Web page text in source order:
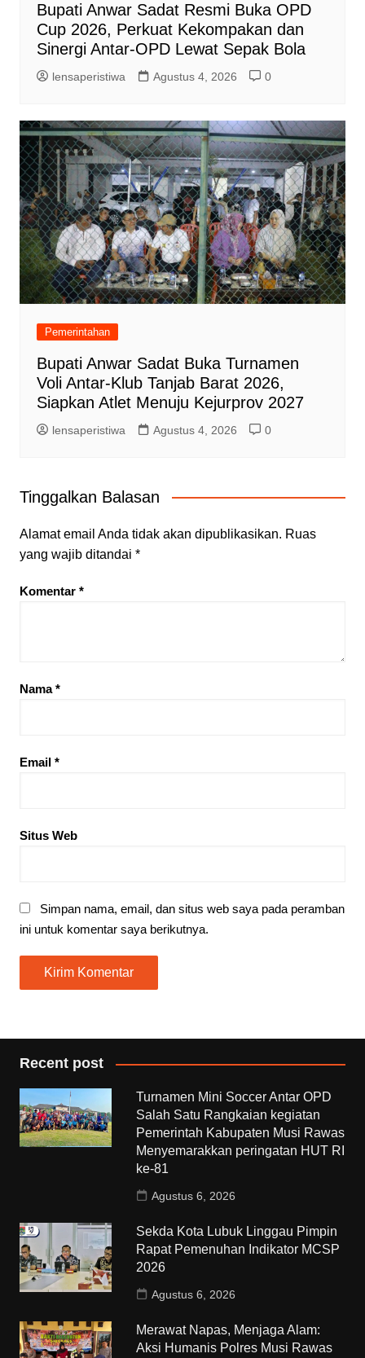
Bupati Anwar Sadat Resmi Buka OPD
Cup 2026, Perkuat Kekompakan dan
Sinergi Antar-OPD Lewat Sepak Bola
lensaperistiwa Agustus 4, 2026 0
Pemerintahan
Bupati Anwar Sadat Buka Turnamen
Voli Antar-Klub Tanjab Barat 2026,
Siapkan Atlet Menuju Kejurprov 2027
lensaperistiwa Agustus 4, 2026 0
Tinggalkan Balasan
Alamat email Anda tidak akan dipublikasikan. Ruas
yang wajib ditandai *
Komentar *
Nama*
Email *
Situs Web
Simpan nama, email, dan situs web saya pada peramban
ini untuk komentar saya berikutnya.
Recent post
Turnamen Mini Soccer Antar OPD
Salah Satu Rangkaian kegiatan
Pemerintah Kabupaten Musi Rawas
Menyemarakkan peringatan HUT RI
ke-81
Agustus 6, 2026
Sekda Kota Lubuk Linggau Pimpin
Rapat Pemenuhan Indikator MCSP
2026
Agustus 6, 2026
Merawat Napas, Menjaga Alam:
Aksi Humanis Polres Musi Rawas